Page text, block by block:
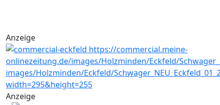
Anzeige
Anzeige